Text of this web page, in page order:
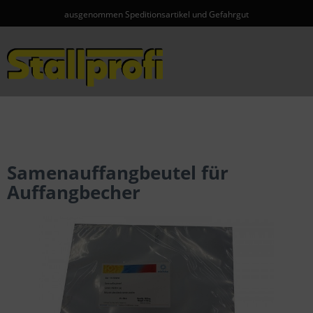
ausgenommen Speditionsartikel und Gefahrgut
Samenauffangbeutel für
Auffangbecher